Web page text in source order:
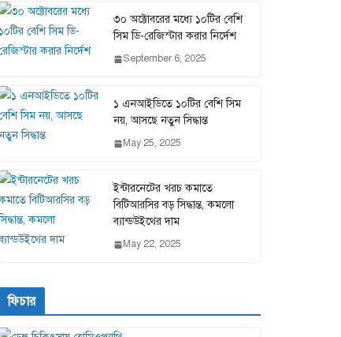
৩০ অক্টোবরের মধ্যে ১০টির বেশি
সিম ডি-রেজিস্টার করার নির্দেশ
September 6, 2025
১ এনআইডিতে ১০টির বেশি সিম
নয়, আসছে নতুন সিদ্ধান্ত
May 25, 2025
ইন্টারনেটের খরচ কমাতে
বিটিআরসির বড় সিদ্ধান্ত, কমলো
ব্যান্ডউইথের দাম
May 22, 2025
ফিচার